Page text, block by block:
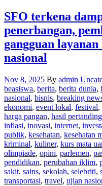
SFO terkena
penerbangan,
gangguan
nasional
Nov 8, 2025 By admin
beasiswa, berita, berita dunia,
nasional, bisnis, breaking
ekonomi, event lokal, festival,
harga pangan, hasil
inflasi, inovasi, internet,
publik, kesehatan, kesehatan
kriminal, kuliner, kurs mata
olimpiade, opini, parlemen,
pendidikan, perubahan iklim,
sakit, sains, sekolah, selebriti,
transportasi, travel, ujian